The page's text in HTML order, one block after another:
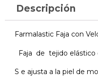
Descripción
Farmalastic Faja con
Faja de tejido elástico
S e ajusta a la piel de